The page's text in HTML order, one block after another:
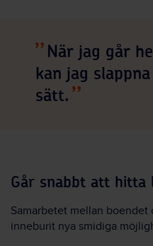
När jag går
kan jag
sätt.
Går snabbt att hitta
Samarbetet mellan boendet
inneburit nya smidiga